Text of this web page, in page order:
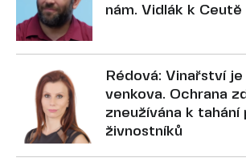
nám. Vidlák k Ceutě
Rédová: Vinařství
venkova. Ochrana
zneužívána k tahání
živnostníků